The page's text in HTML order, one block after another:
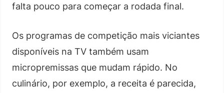
falta pouco para começar a rodada final.
Os programas de competição mais viciantes
disponíveis na TV também usam
micropremissas que mudam rápido. No
culinário, por exemplo, a receita é parecida,